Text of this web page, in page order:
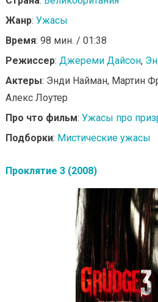
Жанр: Ужасы
Время: 98 мин. / 01:38
Режиссер: Джереми Дайсон,
Актеры: Энди Найман, Мартин
Алекс Лоутер
Про что фильм: Ужасы про
Подборки: Мистические ужасы
Проклятие 3 (2008)